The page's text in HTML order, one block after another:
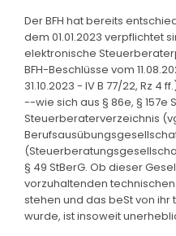
Der BFH hat bereits
dem 01.01.2023 verpflichtet
elektronische
BFH-Beschlüsse vom
31.10.2023 - IV B 77/22, Rz
--wie sich aus § 86e, §
Steuerberaterverzeichnis
§ 49 StBerG. Ob dieser
vorzuhaltenden
stehen und das beSt von
wurde, ist insoweit